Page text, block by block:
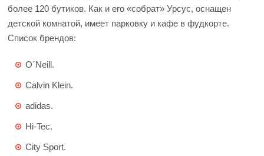
более 120 бутиков. Как и его «собрат» Урсус, оснащен
детской комнатой, имеет парковку и кафе в фудкорте.
Список брендов:
O´Neill.
Calvin Klein.
adidas.
Hi-Tec.
City Sport.